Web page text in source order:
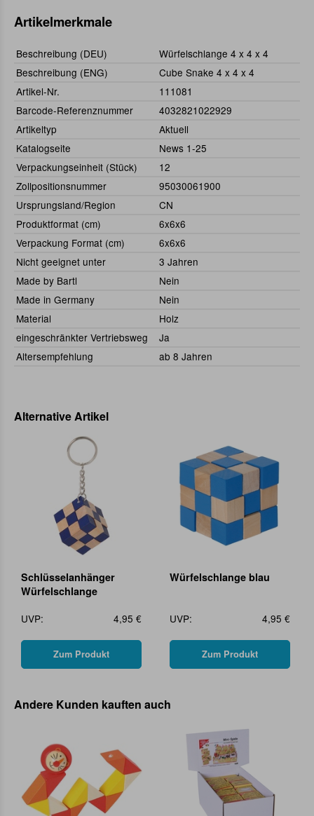
Artikelmerkmale
Beschreibung (DEU)
Würfelschlange 4 x 4 x 4
Beschreibung (ENG)
Cube Snake 4 x 4 x 4
Artikel-Nr.
111081
Barcode-Referenznummer
4032821022929
Artikeltyp
Aktuell
Katalogseite
News 1-25
Verpackungseinheit (Stück)
12
Zollpositionsnummer
95030061900
Ursprungsland/Region
CN
Produktformat (cm)
6x6x6
Verpackung Format (cm)
6x6x6
Nicht geeignet unter
3 Jahren
Made by Bartl
Nein
Made in Germany
Nein
Material
Holz
eingeschränkter Vertriebsweg
Ja
Altersempfehlung
ab 8 Jahren
Alternative Artikel
Schlüsselanhänger
Würfelschlange
UVP:
4,95 €
Zum Produkt
Würfelschlange blau
UVP: 4,95 €
Zum Produkt
Andere Kunden kauften auch